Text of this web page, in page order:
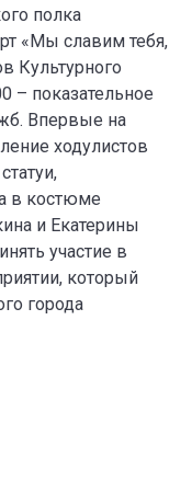
полка
«Мы славим тебя,
Культурного
– показательное
Впервые на
ходулистов
в костюме
и Екатерины
участие в
который
города